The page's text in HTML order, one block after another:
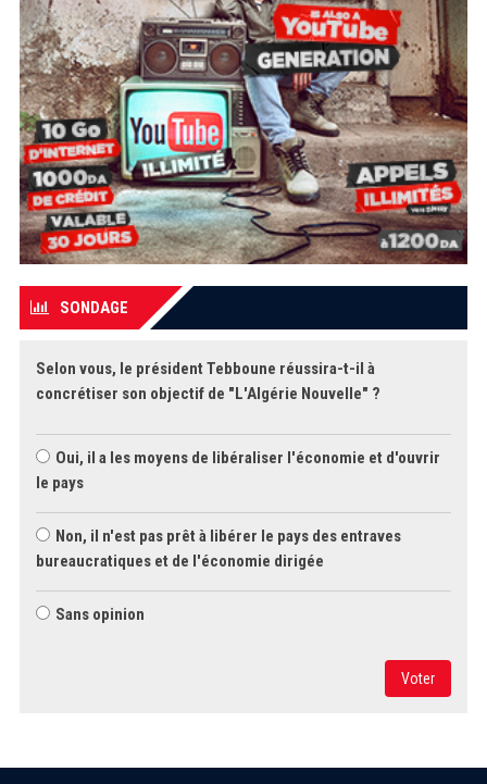
SONDAGE
Selon vous, le président Tebboune réussira-t-il à
concrétiser son objectif de "L'Algérie Nouvelle" ?
Oui, il a les moyens de libéraliser l'économie et d'ouvrir
le pays
Non, il n'est pas prêt à libérer le pays des entraves
bureaucratiques et de l'économie dirigée
Sans opinion
Voter